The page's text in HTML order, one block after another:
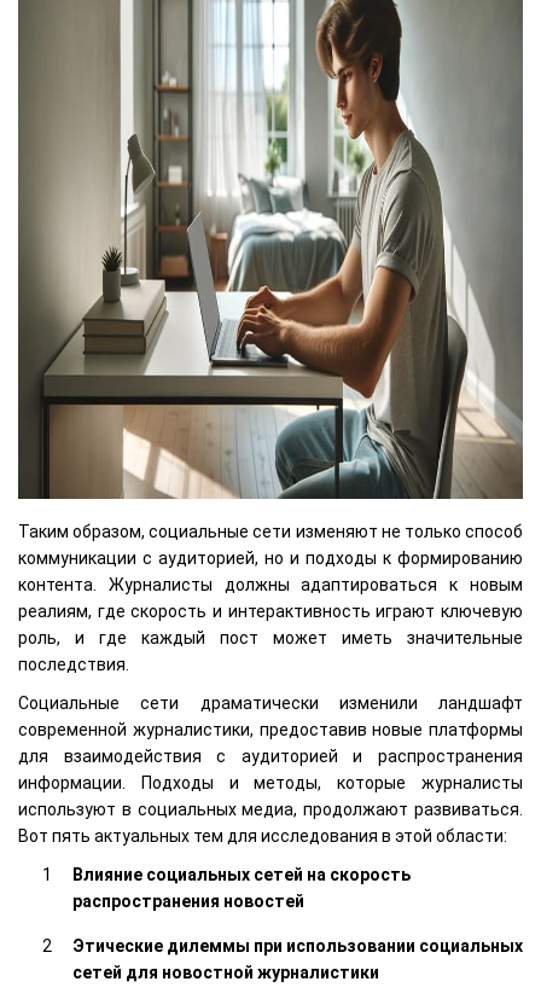
Таким образом, социальные сети изменяют не только способ
коммуникации с аудиторией, но и подходы к формированию
контента. Журналисты должны адаптироваться к новым
реалиям, где скорость и интерактивность играют ключевую
роль, и где каждый пост может иметь значительные
последствия.
Социальные сети драматически изменили ландшафт
современной журналистики, предоставив новые платформы
для взаимодействия с аудиторией и распространения
информации. Подходы и методы, которые журналисты
используют в социальных медиа, продолжают развиваться.
Вот пять актуальных тем для исследования в этой области:
Влияние социальных сетей на скорость
распространения новостей
Этические дилеммы при использовании социальных
сетей для новостной журналистики